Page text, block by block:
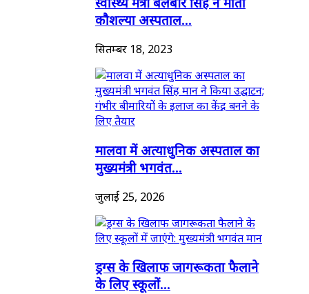
कौशल्या अस्पताल...
सितम्बर 18, 2023
मालवा में अत्याधुनिक अस्पताल का
मुख्यमंत्री भगवंत...
जुलाई 25, 2026
ड्रग्स के खिलाफ जागरूकता फैलाने
के लिए स्कूलों...